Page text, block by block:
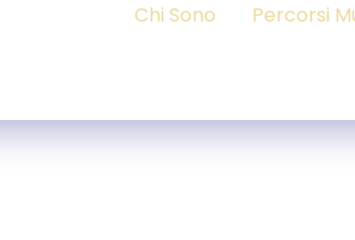
Chi Sono Percorsi